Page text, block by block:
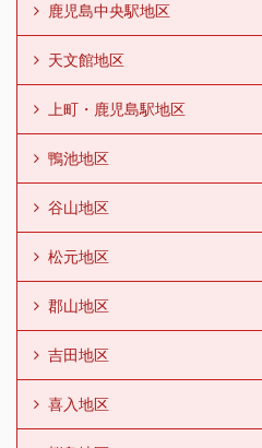
鹿児島中央駅地区
天文館地区
上町・鹿児島駅地区
鴨池地区
谷山地区
松元地区
郡山地区
吉田地区
喜入地区